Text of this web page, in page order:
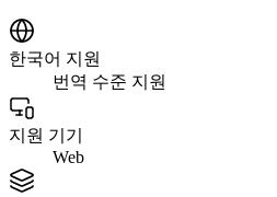
한국어 지원
번역 수준 지원
지원 기기
Web